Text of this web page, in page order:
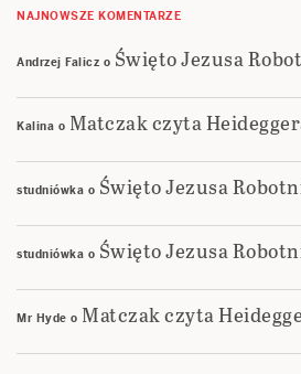
NAJNOWSZE KOMENTARZE
Andrzej Falicz o Święto Jezusa
Kalina o Matczak czyta
studniówka o Święto Jezusa
studniówka o Święto Jezusa
Mr Hyde o Matczak czyta